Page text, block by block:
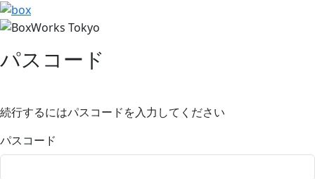
パスコード
続行するにはパスコードを入力してください
パスコード